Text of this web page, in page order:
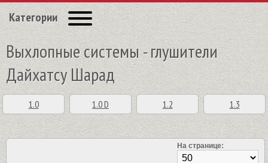
Категории
Выхлопные системы - глушители
Дайхатсу Шарад
1.0 1.0 D 1.2 1.3
На странице: